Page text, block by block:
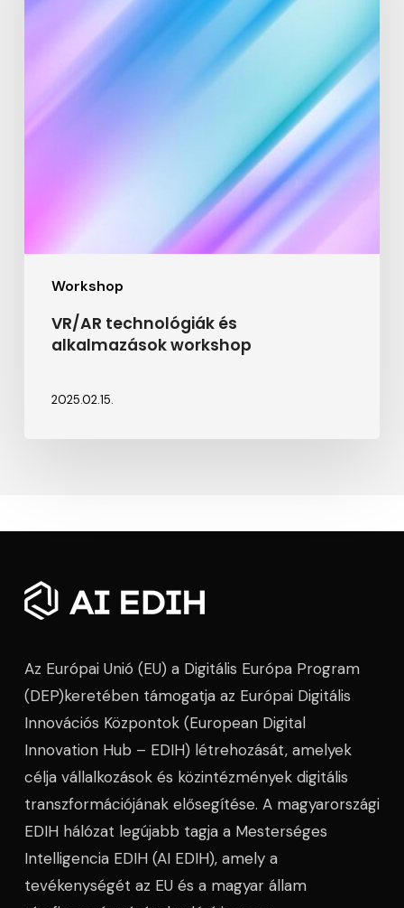
Workshop
workshop
VR/AR technológiák és
alkalmazások workshop
2025.02.15.
Az Európai Unió (EU) a Digitális Európa Program
(DEP)keretében támogatja az Európai Digitális
Innovációs Központok (European Digital
Innovation Hub – EDIH) létrehozását, amelyek
célja vállalkozások és közintézmények digitális
transzformációjának elősegítése. A magyarországi
EDIH hálózat legújabb tagja a Mesterséges
Intelligencia EDIH (AI EDIH), amely a
tevékenységét az EU és a magyar állam